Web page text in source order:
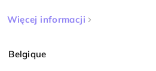
Więcej informacji
Belgique